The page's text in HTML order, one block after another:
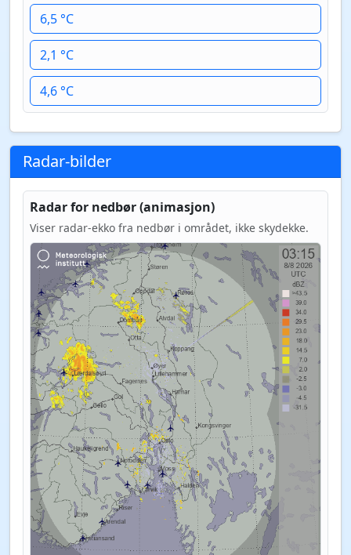
6,5 °C
2,1 °C
4,6 °C
Radar-bilder
Radar for nedbør (animasjon)
Viser radar-ekko fra nedbør i området, ikke skydekke.